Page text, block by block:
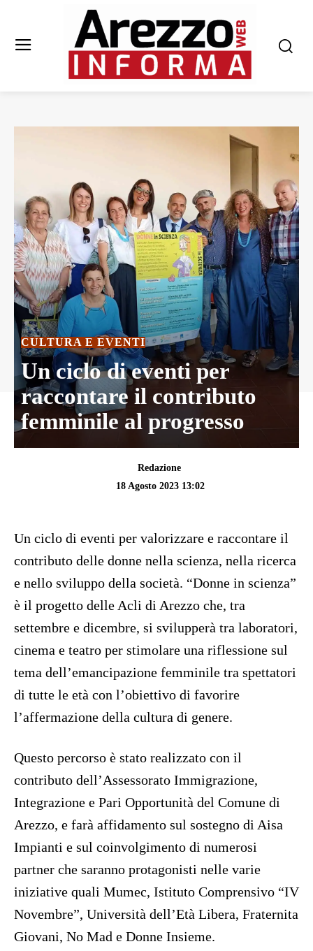
CULTURA E EVENTI
Un ciclo di eventi per
raccontare il contributo
femminile al progresso
Redazione
18 Agosto 2023 13:02
Un ciclo di eventi per valorizzare e raccontare il
contributo delle donne nella scienza, nella ricerca
e nello sviluppo della società. “Donne in scienza”
è il progetto delle Acli di Arezzo che, tra
settembre e dicembre, si svilupperà tra laboratori,
cinema e teatro per stimolare una riflessione sul
tema dell’emancipazione femminile tra spettatori
di tutte le età con l’obiettivo di favorire
l’affermazione della cultura di genere.
Questo percorso è stato realizzato con il
contributo dell’Assessorato Immigrazione,
Integrazione e Pari Opportunità del Comune di
Arezzo, e farà affidamento sul sostegno di Aisa
Impianti e sul coinvolgimento di numerosi
partner che saranno protagonisti nelle varie
iniziative quali Mumec, Istituto Comprensivo “IV
Novembre”, Università dell’Età Libera, Fraternita
Giovani, No Mad e Donne Insieme.